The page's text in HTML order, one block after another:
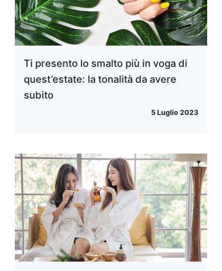
Ti presento lo smalto più in voga di
quest’estate: la tonalità da avere
subito
5 Luglio 2023